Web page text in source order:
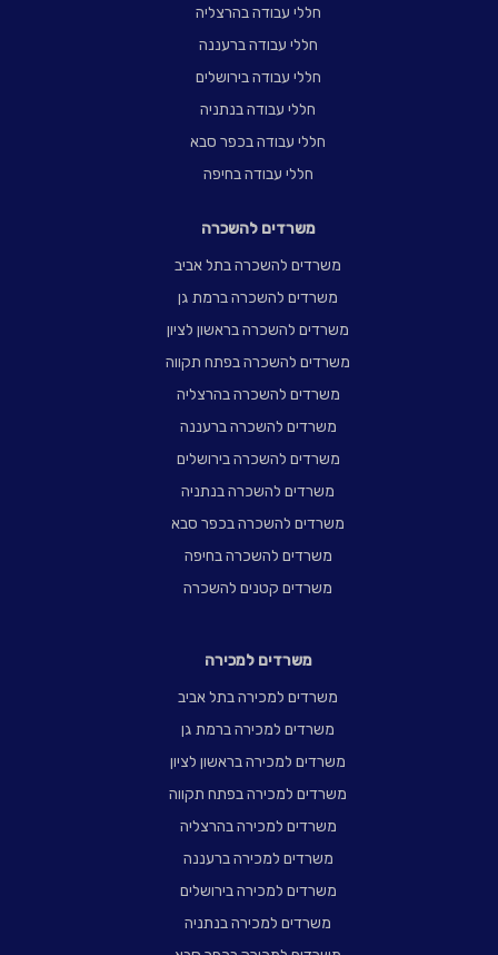
חללי עבודה בהרצליה
חללי עבודה ברעננה
חללי עבודה בירושלים
חללי עבודה בנתניה
חללי עבודה בכפר סבא
חללי עבודה בחיפה
משרדים להשכרה
משרדים להשכרה בתל אביב
משרדים להשכרה ברמת גן
משרדים להשכרה בראשון לציון
משרדים להשכרה בפתח תקווה
משרדים להשכרה בהרצליה
משרדים להשכרה ברעננה
משרדים להשכרה בירושלים
משרדים להשכרה בנתניה
משרדים להשכרה בכפר סבא
משרדים להשכרה בחיפה
משרדים קטנים להשכרה
משרדים למכירה
משרדים למכירה בתל אביב
משרדים למכירה ברמת גן
משרדים למכירה בראשון לציון
משרדים למכירה בפתח תקווה
משרדים למכירה בהרצליה
משרדים למכירה ברעננה
משרדים למכירה בירושלים
משרדים למכירה בנתניה